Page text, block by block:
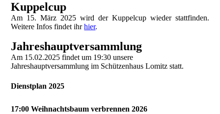
Kuppelcup
Am 15. März 2025 wird der Kuppelcup wieder stattfinden.
Weitere Infos findet ihrhier.
Jahreshauptversammlung
Am 15.02.2025 findet um 19:30 unsere
Jahreshauptversammlung im Schützenhaus Lomitz statt.
Dienstplan 2025
17:00 Weihnachtsbaum verbrennen 2026